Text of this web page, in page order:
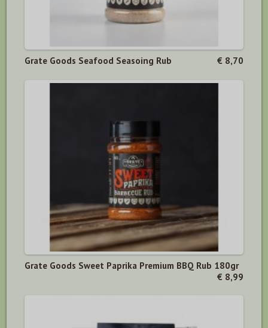
Grate Goods Seafood Seasoing Rub € 8,70
Grate Goods Sweet Paprika Premium BBQ Rub 180gr
€ 8,99